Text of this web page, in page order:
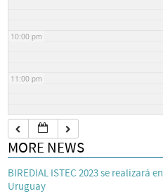
10:00 pm
11:00 pm
MORE NEWS
BIREDIAL ISTEC 2023 se realizará en
Uruguay